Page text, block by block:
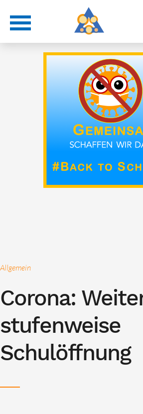
Allgemein
Corona:
stufenweise
Schulöffnung